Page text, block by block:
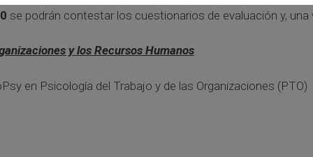
se podrán contestar los cuestionarios de evaluación y,
y los Recursos Humanos
en Psicología del Trabajo y de las Organizaciones (PTO)